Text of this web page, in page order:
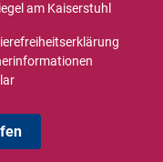
am Kaiserstuhl